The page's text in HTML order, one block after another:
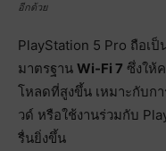
อีกด้วย
PlayStation 5 Pro ถือเ
มาตรฐาน Wi-Fi 7 ซึ่งให้
โหลดที่สูงขึ้น เหมาะกับก
วด์ หรือใช้งานร่วมกับ
รื่นยิ่งขึ้น